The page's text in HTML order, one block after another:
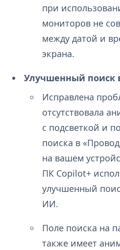
при
мониторов не
между датой и
экрана.
Улучшенный поиск
Исправлена
отсутствовала
с подсветкой и
поиска в
на вашем
ПК Copilot+
улучшенный
ИИ.
Поле поиска на
также имеет